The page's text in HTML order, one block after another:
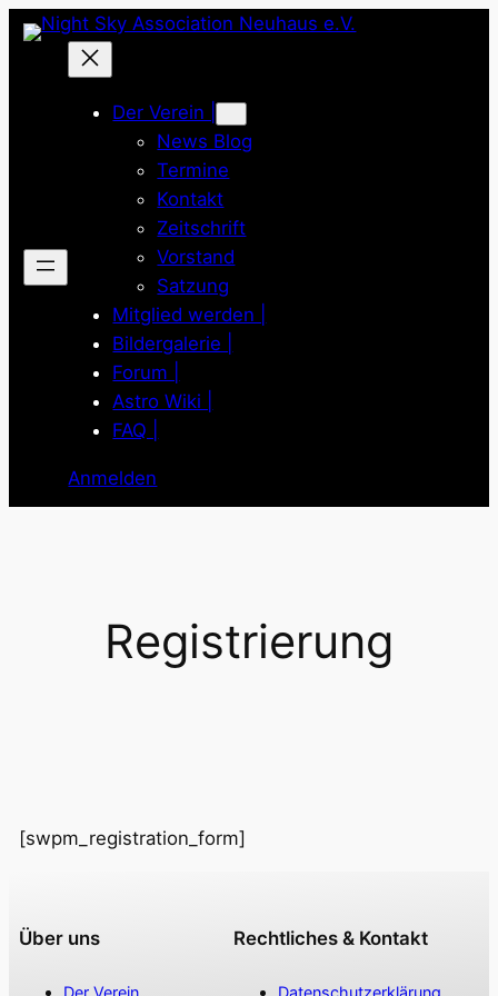
Zum
springen
Der Verein |
News Blog
Termine
Kontakt
Zeitschrift
Vorstand
Satzung
Mitglied werden |
Bildergalerie |
Forum |
Astro Wiki |
FAQ |
Anmelden
Registrierung
[swpm_registration_form]
Über uns Rechtliches & Kontakt